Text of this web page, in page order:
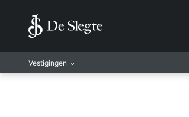
Vestigingen